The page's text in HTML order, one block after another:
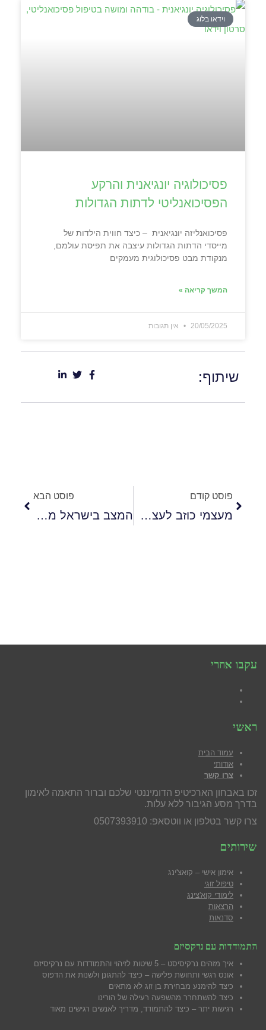
וידאו בלוג
פסיכולוגיה יונגיאנית והרקע
הפסיכואנליטי לדתות הגדולות
פסיכואנליזה יונגיאנית – כיצד חווית הילדות של
מייסדי הדתות הגדולות עיצבה את תפיסת עולמם,
מנקודת מבט פסיכולוגית מעמקים
המשך קריאה »
20/05/2025 אין תגובות
שיתוף:
פוסט קודם
מעצמי כוזב לעצמי אמיתי
פוסט הבא
המצב בישראל מנקודת מבט של "טיפול משפחתי"
עקבו אחרי
ראשי
עמוד הבית
אודותי
צרו קשר
זכו באבחון הארכיטיפ הדומיננטי שלכם וברור התאמה לאימון
בדרך מסע הגיבור ללא עלות.
צרו קשר בטלפון או ווטסאפ: 0507393910
שירותים
אימון אישי – קואצ'ינג
טיפול זוגי
לימודי קוא'צינג
הרצאות
סדנאות
התמודדות עם נרקסיזם
איך מזהים נרקיסיסט – 5 שיטות לזיהוי והתמודדות עם נרקיסיזם
אונס רגשי ותחושת פלישה – כיצד להתגונן ולשנות את הדפוס
כיצד להימנע מבחירת בן זוג לא מתאים
כיצד להשתחרר מהשפעה רעילה של הורינו
רגישות יתר – כיצד להתמודד, מדריך לאנשים רגישים מאוד